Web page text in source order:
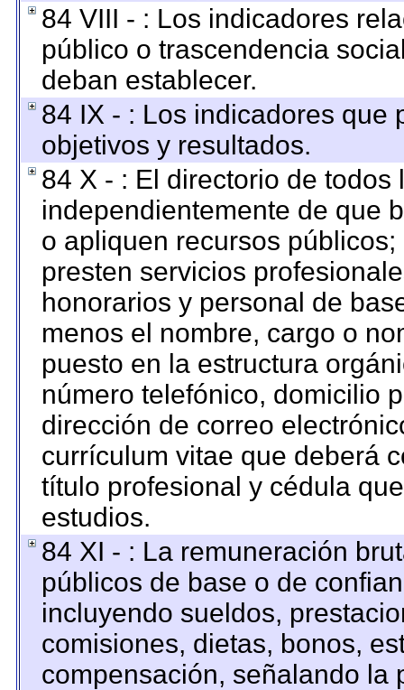
84 VIII - : Los indicadores
público o trascendencia
deban establecer.
84 IX - : Los indicadores que
objetivos y resultados.
84 X - : El directorio de
independientemente de que
o apliquen recursos
presten servicios
honorarios y personal de
menos el nombre, cargo o
puesto en la estructura
número telefónico, domicilio
dirección de correo
currículum vitae que deberá
título profesional y cédula
estudios.
84 XI - : La remuneración
públicos de base o de
incluyendo sueldos,
comisiones, dietas, bonos,
compensación, señalando la